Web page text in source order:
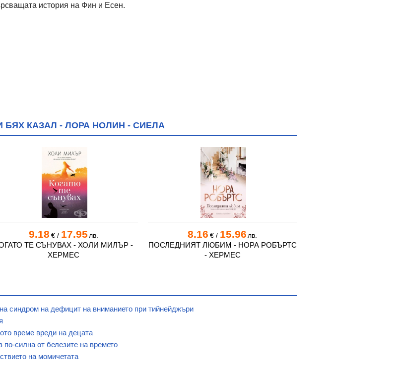
история на Фин и Есен.
КАЗАЛ - ЛОРА НОЛИН - СИЕЛА
9.18 €/ 17.95 лв.
ТЕ СЪНУВАХ - ХОЛИ МИЛЪР -
ХЕРМЕС
8.16 €/ 15.96 лв.
ПОСЛЕДНИЯТ ЛЮБИМ - НОРА РОБЪРТС
- ХЕРМЕС
синдром на дефицит на вниманието при тийнейджъри
време вреди на децата
силна от белезите на времето
на момичетата